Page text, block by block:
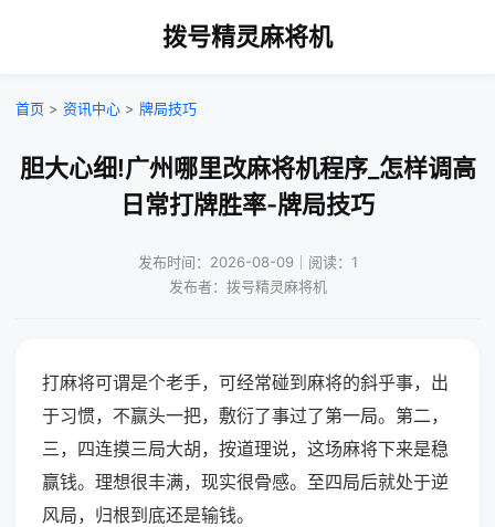
拨号精灵麻将机
首页 > 资讯中心 > 牌局技巧
胆大心细!广州哪里改麻将机程序_怎样调高
日常打牌胜率-牌局技巧
发布时间：2026-08-09｜阅读：1
发布者：拨号精灵麻将机
打麻将可谓是个老手，可经常碰到麻将的斜乎事，出
于习惯，不赢头一把，敷衍了事过了第一局。第二，
三，四连摸三局大胡，按道理说，这场麻将下来是稳
赢钱。理想很丰满，现实很骨感。至四局后就处于逆
风局，归根到底还是输钱。